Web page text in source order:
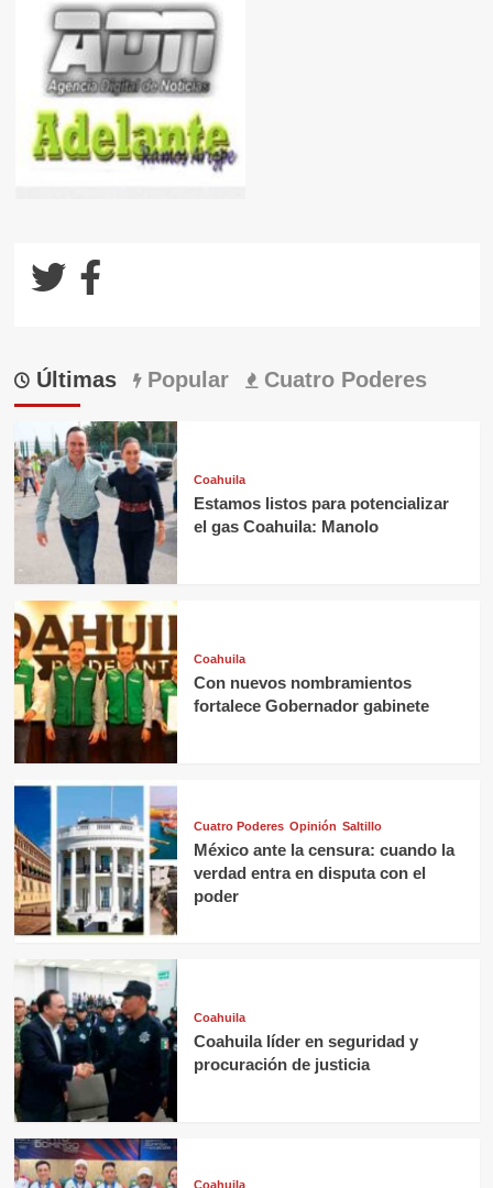
Últimas Popular Cuatro Poderes
Coahuila
Estamos listos para potencializar
el gas Coahuila: Manolo
Coahuila
Con nuevos nombramientos
fortalece Gobernador gabinete
Cuatro Poderes Opinión Saltillo
México ante la censura: cuando la
verdad entra en disputa con el
poder
Coahuila
Coahuila líder en seguridad y
procuración de justicia
Coahuila